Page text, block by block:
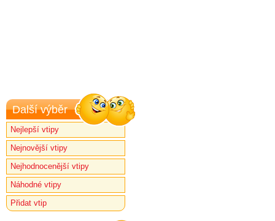
Další výběr
Nejlepší vtipy
Nejnovější vtipy
Nejhodnocenější vtipy
Náhodné vtipy
Přidat vtip